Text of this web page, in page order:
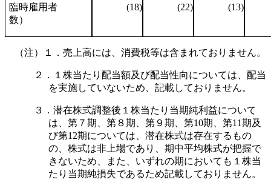
臨時雇用者
数）
(18) (22) (13)
（注）１．売上高には、消費税等は含まれておりません。
２．１株当たり配当額及び配当性向については、配当
を実施していないため、記載しておりません。
３．潜在株式調整後１株当たり当期純利益について
は、第７期、第８期、第９期、第10期、第11期及
び第12期については、潜在株式は存在するもの
の、株式は非上場であり、期中平均株式が把握で
きないため、また、いずれの期においても１株当
たり当期純損失であるため記載しておりません。